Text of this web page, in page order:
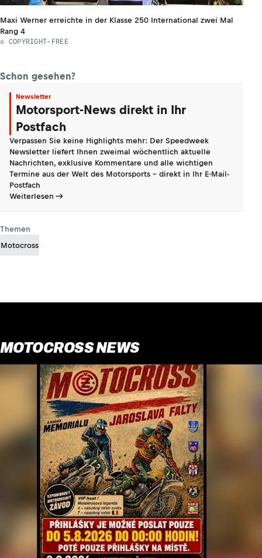
Maxi Werner erreichte in der Klasse 250 International zwei Mal
Rang 4
© COPYRIGHT-FREE
Schon gesehen?
Newsletter
Motorsport-News direkt in Ihr
Postfach
Verpassen Sie keine Highlights mehr: Der Speedweek
Newsletter liefert Ihnen zweimal wöchentlich aktuelle
Nachrichten, exklusive Kommentare und alle wichtigen
Termine aus der Welt des Motorsports - direkt in Ihr E-Mail-
Postfach
Weiterlesen
Themen
Motocross
MOTOCROSS NEWS